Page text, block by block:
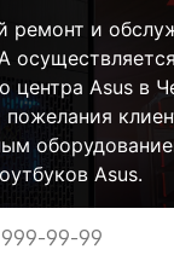
ремонт и
центра Asus в
Asus.